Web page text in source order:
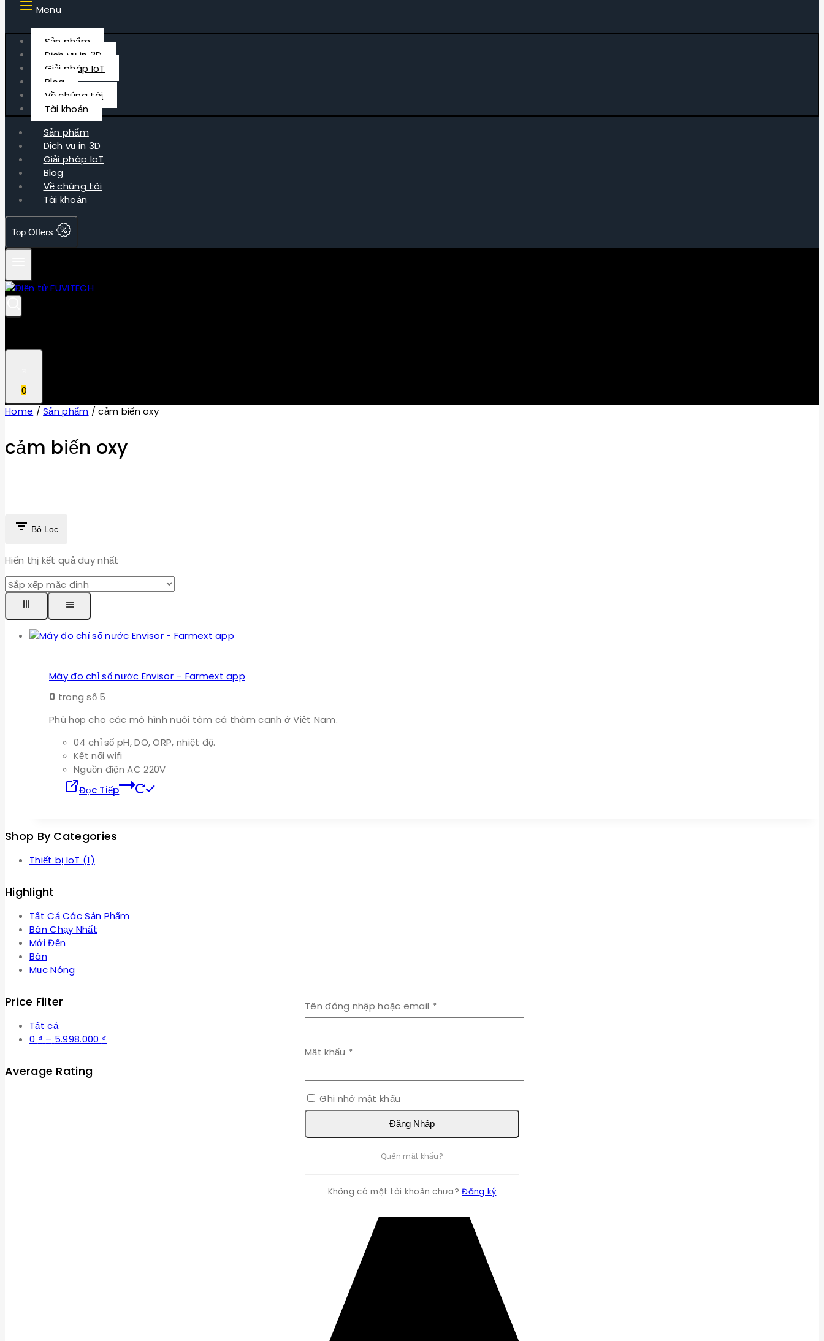
Menu
Sản phẩm
Dịch vụ in 3D
Giải pháp IoT
Blog
Về chúng tôi
Tài khoản
Sản phẩm
Dịch vụ in 3D
Giải pháp IoT
Blog
Về chúng tôi
Tài khoản
Top Offers
0
Home / Sản phẩm / cảm biến oxy
cảm biến oxy
Bộ Lọc
Hiển thị kết quả duy nhất
Máy đo chỉ số nước Envisor – Farmext app
0 trong số 5
Phù họp cho các mô hình nuôi tôm cá thâm canh ở Việt Nam.
04 chỉ số pH, DO, ORP, nhiệt độ.
Kết nối wifi
Nguồn điện AC 220V
Đọc Tiếp
Shop By Categories
Thiết bị IoT (1)
Highlight
Tất Cả Các Sản Phẩm
Bán Chạy Nhất
Mới Đến
Bán
Mục Nóng
Price Filter
Tất cả
0 ₫ – 5.998.000 ₫
Average Rating
Tên đăng nhập hoặc email *Bắt
buộc
Mật khẩu *
buộc
Ghi nhớ mật khẩu
Đăng Nhập
Quên mật khẩu?
Không có một tài khoản chưa?Đăng ký